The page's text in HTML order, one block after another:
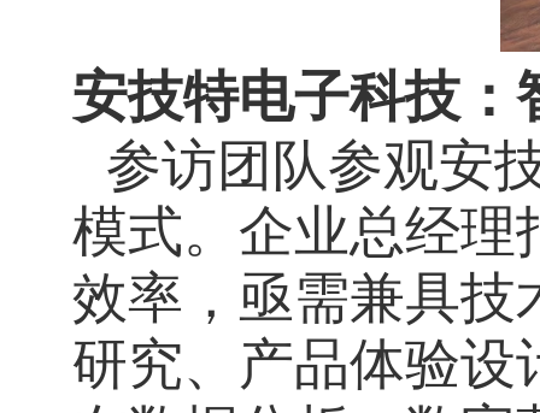
安技特电子科技：
参访团队参观安
模式。企业总经理
效率，亟需兼具技
研究、产品体验设